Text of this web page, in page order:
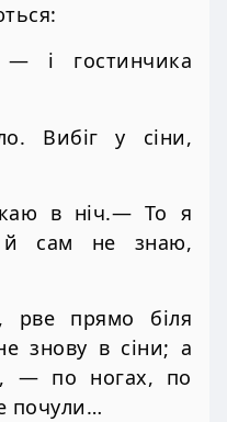
і гостинчика
Вибіг у сіни,
в ніч.— То я
й сам не знаю,
рве прямо біля
знову в сіни; а
— по ногах, по
почули…